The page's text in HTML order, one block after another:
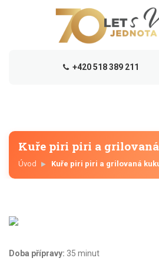
+420 518 389 211
Kuře piri piri a
Úvod Kuře piri piri a grilovaná
Doba přípravy: 35 minut